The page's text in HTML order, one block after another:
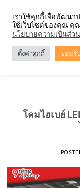
content
โคมไฮเบย์
เราใช้คุกกี้เพื่อพัฒนา
ใช้เว็บไซต์ของคุณ คุ
นโยบายความเป็นส่ว
ตั้งค่าคุกกี้ ยอมรั